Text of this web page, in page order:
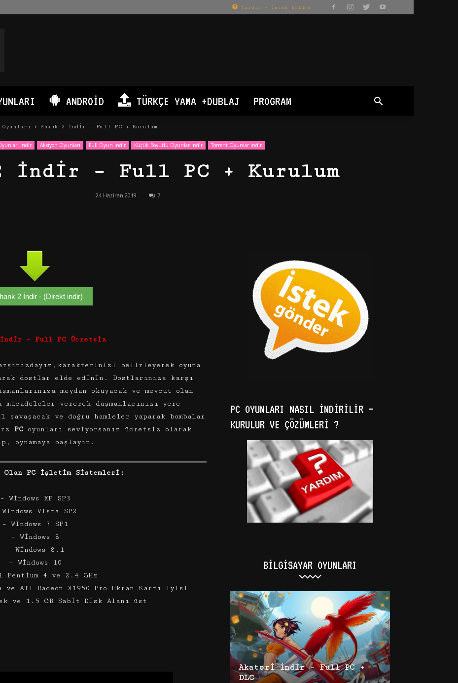
Yardım – İstek Bölümü
ANDROID TÜRKÇE YAMA +DUBLAJ PROGRAM
Oyunları Shank 2 İndir – Full PC + Kurulum
İndir Aksiyon Oyunları Full Oyun İndir Küçük Boyutlu Oyunlar İndir Torrent Oyunlar indir
İndir – Full PC + Kurulum
24 Haziran 2019 7
2 İndir - (Direkt indir)
İndir – Full PC Ücretsiz
belirleyerek oyuna
dostlar elde edinin. Dostlarınıza karşı
meydan okuyacak ve mevcut olan
vererek düşmanlarınızı yere
ve doğru hamleler yaparak bombalar
PCoyunları seviyorsanız ücretsiz olarak
oynamaya başlayın.
Olan PC İşletim Sistemleri:
– Windows XP SP3
Vista SP2
– Windows 7 SP1
– Windows 8
– Windows 8.1
– Windows 10
4 ve 2.4 GHz
ve ATI Radeon X1950 Pro Ekran Kartı iyisi
ve 1.5 GB Sabit Disk Alanı üst
PC OYUNLARI NASIL İNDIRILIR –
KURULUR VE ÇÖZÜMLERI ?
BILGISAYAR OYUNLARI
Akatori İndir – Full PC +
DLC